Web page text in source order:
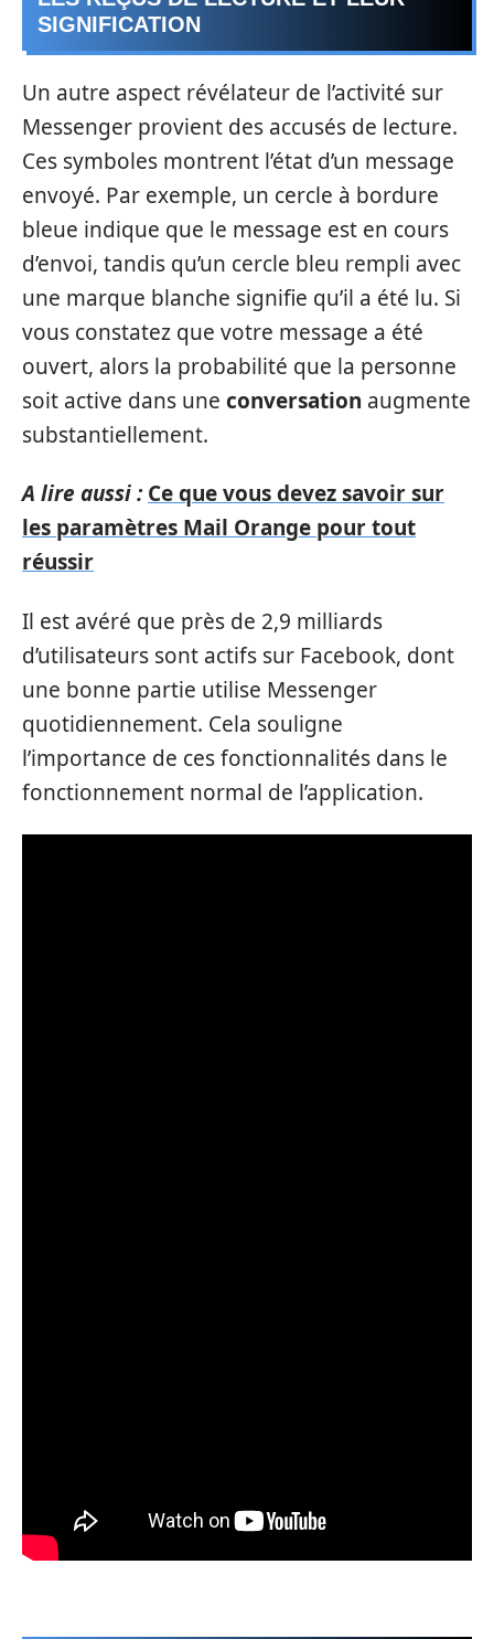
SIGNIFICATION
Un autre aspect révélateur de l’activité sur
Messenger provient des accusés de lecture.
Ces symboles montrent l’état d’un message
envoyé. Par exemple, un cercle à bordure
bleue indique que le message est en cours
d’envoi, tandis qu’un cercle bleu rempli avec
une marque blanche signifie qu’il a été lu. Si
vous constatez que votre message a été
ouvert, alors la probabilité que la personne
soit active dans une conversation augmente
substantiellement.
A lire aussi : Ce que vous devez savoir sur
les paramètres Mail Orange pour tout
réussir
Il est avéré que près de 2,9 milliards
d’utilisateurs sont actifs sur Facebook, dont
une bonne partie utilise Messenger
quotidiennement. Cela souligne
l’importance de ces fonctionnalités dans le
fonctionnement normal de l’application.